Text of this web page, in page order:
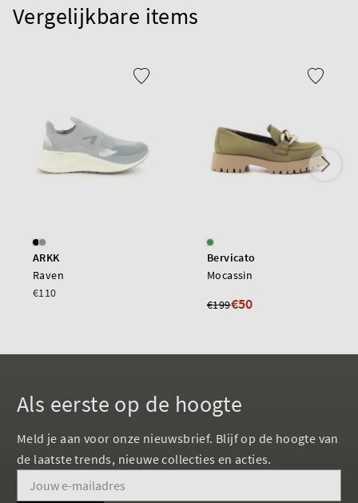
Vergelijkbare items
ARKK
Raven
€110
Bervicato
Mocassin
€199€50
Als eerste op de hoogte
Meld je aan voor onze nieuwsbrief. Blijf op de hoogte van
de laatste trends, nieuwe collecties en acties.